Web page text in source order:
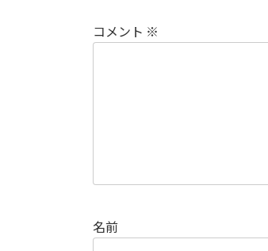
コメント ※
名前